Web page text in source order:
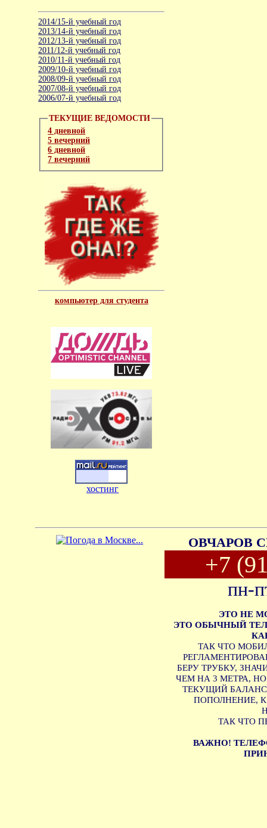
2014/15-й учебный год
2013/14-й учебный год
2012/13-й учебный год
2011/12-й учебный год
2010/11-й учебный год
2009/10-й учебный год
2008/09-й учебный год
2007/08-й учебный год
2006/07-й учебный год
ТЕКУЩИЕ ВЕДОМОСТИ
4 дневной
5 вечерний
6 дневной
7 вечерний
компьютер для студента
хостинг
ОВЧАРОВ
+7
пн-
ЭТО НЕ
ЭТО ОБЫЧНЫЙ
ТАК ЧТО
БЕРУ ТРУБКУ,
ЧЕМ НА 3 МЕТРА,
ТЕКУЩИЙ
ПОПОЛНЕНИЕ,
ТАК ЧТО
ВАЖНО!